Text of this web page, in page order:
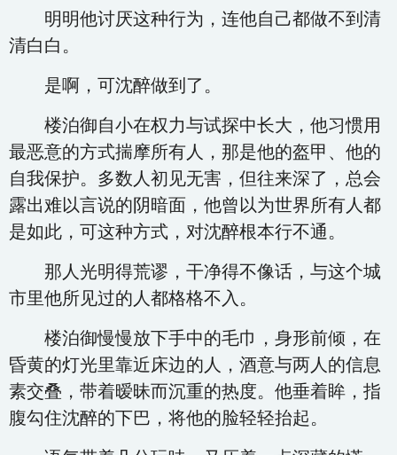
明明他讨厌这种行为，连他自己都做不到清
清白白。
是啊，可沈醉做到了。
楼泊御自小在权力与试探中长大，他习惯用
最恶意的方式揣摩所有人，那是他的盔甲、他的
自我保护。多数人初见无害，但往来深了，总会
露出难以言说的阴暗面，他曾以为世界所有人都
是如此，可这种方式，对沈醉根本行不通。
那人光明得荒谬，干净得不像话，与这个城
市里他所见过的人都格格不入。
楼泊御慢慢放下手中的毛巾，身形前倾，在
昏黄的灯光里靠近床边的人，酒意与两人的信息
素交叠，带着暧昧而沉重的热度。他垂着眸，指
腹勾住沈醉的下巴，将他的脸轻轻抬起。